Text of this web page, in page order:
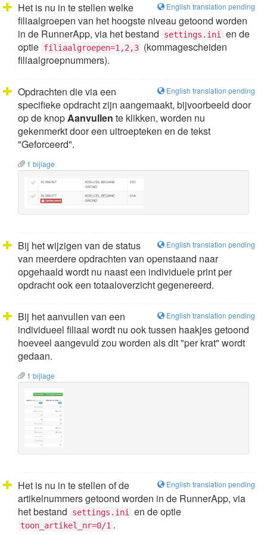
English translation pending
Het is nu in te stellen welke
filiaalgroepen van het hoogste niveau getoond worden
in de RunnerApp, via het bestand
settings.ini
en de
optie filiaalgroepen=1,2,3 (kommagescheiden
filiaalgroepnummers).
English translation pending
Opdrachten die via een
specifieke opdracht zijn aangemaakt, bijvoorbeeld door
op de knopAanvullen te klikken, worden nu
gekenmerkt door een uitroepteken en de tekst
"Geforceerd".
1 bijlage
English translation pending
Bij het wijzigen van de status
van meerdere opdrachten van openstaand naar
opgehaald wordt nu naast een individuele print per
opdracht ook een totaaloverzicht gegenereerd.
English translation pending
Bij het aanvullen van een
individueel filiaal wordt nu ook tussen haakjes getoond
hoeveel aangevuld zou worden als dit "per krat" wordt
gedaan.
1 bijlage
English translation pending
Het is nu in te stellen of de
artikelnummers getoond worden in de RunnerApp, via
het bestand
settings.ini en de optie
toon_artikel_nr=0/1 .